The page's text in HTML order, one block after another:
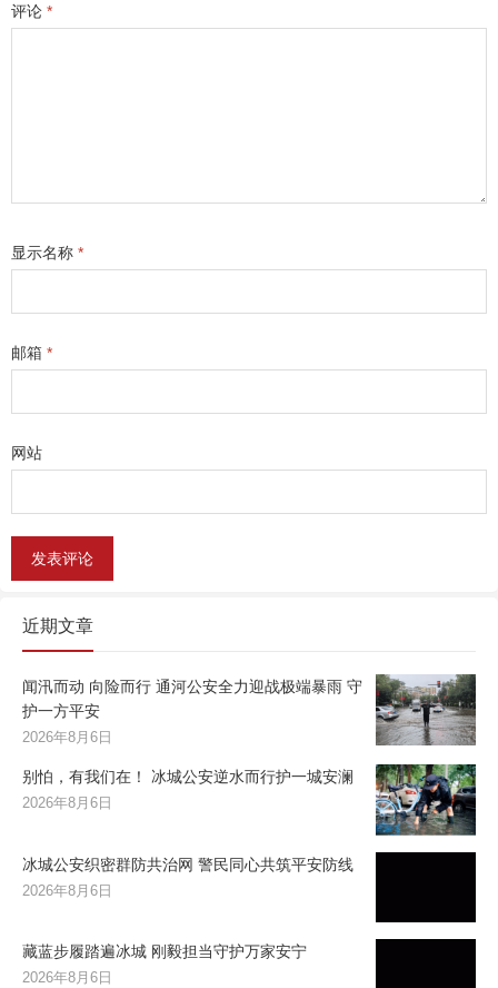
评论 *
显示名称 *
邮箱 *
网站
近期文章
闻汛而动 向险而行 通河公安全力迎战极端暴雨 守
护一方平安
2026年8月6日
别怕，有我们在！ 冰城公安逆水而行护一城安澜
2026年8月6日
冰城公安织密群防共治网 警民同心共筑平安防线
2026年8月6日
藏蓝步履踏遍冰城 刚毅担当守护万家安宁
2026年8月6日